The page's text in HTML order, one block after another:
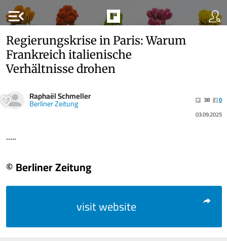
menu_open
Regierungskrise in Paris: Warum
Frankreich italienische
Verhältnisse drohen
Raphaël Schmeller
Berliner Zeitung 38
0
03.09.2025
.....
© Berliner Zeitung
visit website